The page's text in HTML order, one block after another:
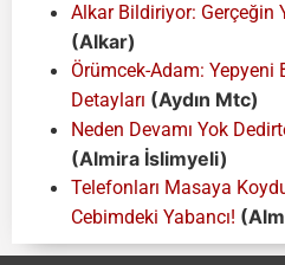
Alkar Bildiriyor: Gerçeğin
(Alkar)
Örümcek-Adam: Yepyeni
Detayları (Aydın Mtc)
Neden Devamı Yok
(Almira İslimyeli)
Telefonları Masaya
Cebimdeki Yabancı!